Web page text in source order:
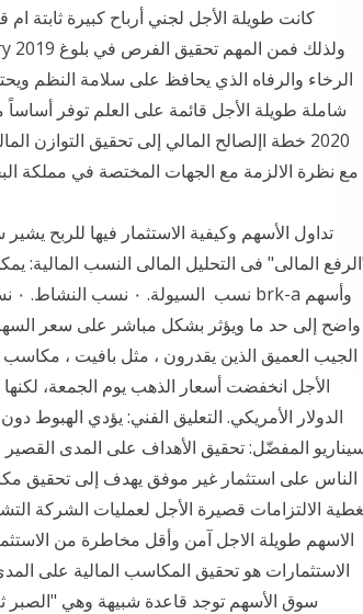
كانت طويلة الأجل لجني أرباح كبيرة ثابتة
الرخاء والرفاه الذي يحافظ على سلامة النظم
2020 خطة اإلصالح المالي إلى تحقيق التوازن
تداول الأسهم وكيفية الاستثمار فيها للربح
الجيب العميق الذين يقدرون ، مثل بافيت ، مكاسب
الأجل انخفضت أسعار الذهب يوم الجمعة،
المفضّل: تحقيق الأهداف على المدى
الناس على استثمار غير موفق يهدف إلى تحقيق
الاستثمارات هو تحقيق المكاسب المالية على